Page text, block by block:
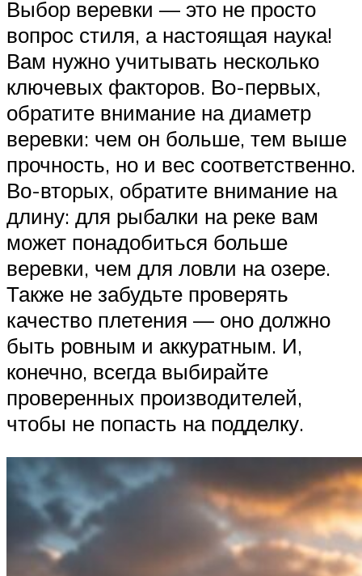
Выбор веревки — это не просто
вопрос стиля, а настоящая наука!
Вам нужно учитывать несколько
ключевых факторов. Во-первых,
обратите внимание на диаметр
веревки: чем он больше, тем выше
прочность, но и вес соответственно.
Во-вторых, обратите внимание на
длину: для рыбалки на реке вам
может понадобиться больше
веревки, чем для ловли на озере.
Также не забудьте проверять
качество плетения — оно должно
быть ровным и аккуратным. И,
конечно, всегда выбирайте
проверенных производителей,
чтобы не попасть на подделку.